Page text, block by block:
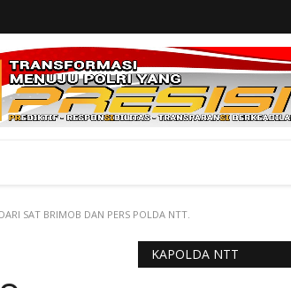
SAT BRIMOB DAN PERS POLDA NTT.
KAPOLDA NTT